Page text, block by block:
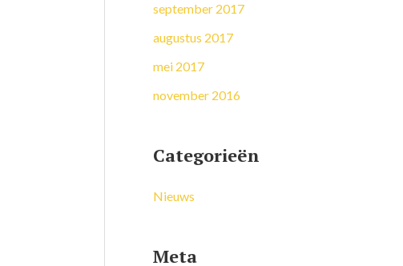
september 2017
augustus 2017
mei 2017
november 2016
Categorieën
Nieuws
Meta